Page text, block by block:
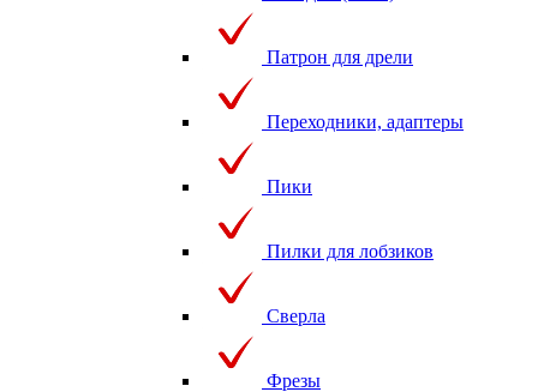
Патрон для дрели
Переходники, адаптеры
Пики
Пилки для лобзиков
Сверла
Фрезы